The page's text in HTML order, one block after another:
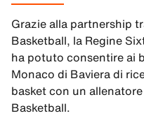
Grazie alla partnership
Basketball, la Regine
ha potuto consentire ai
Monaco di Baviera di
basket con un
Basketball.